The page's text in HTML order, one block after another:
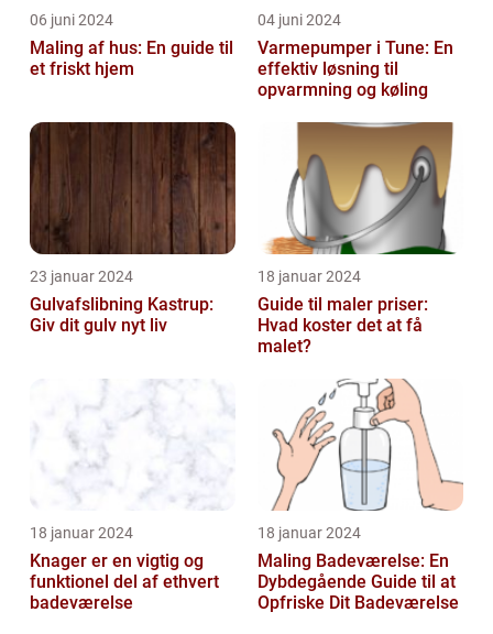
06 juni 2024
Maling af hus: En guide til
et friskt hjem
04 juni 2024
Varmepumper i Tune: En
effektiv løsning til
opvarmning og køling
23 januar 2024
Gulvafslibning Kastrup:
Giv dit gulv nyt liv
18 januar 2024
Guide til maler priser:
Hvad koster det at få
malet?
18 januar 2024
Knager er en vigtig og
funktionel del af ethvert
badeværelse
18 januar 2024
Maling Badeværelse: En
Dybdegående Guide til at
Opfriske Dit Badeværelse